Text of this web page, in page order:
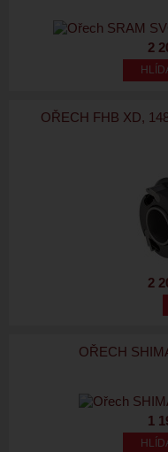
2
OŘECH FHB XD,
2
OŘECH
1